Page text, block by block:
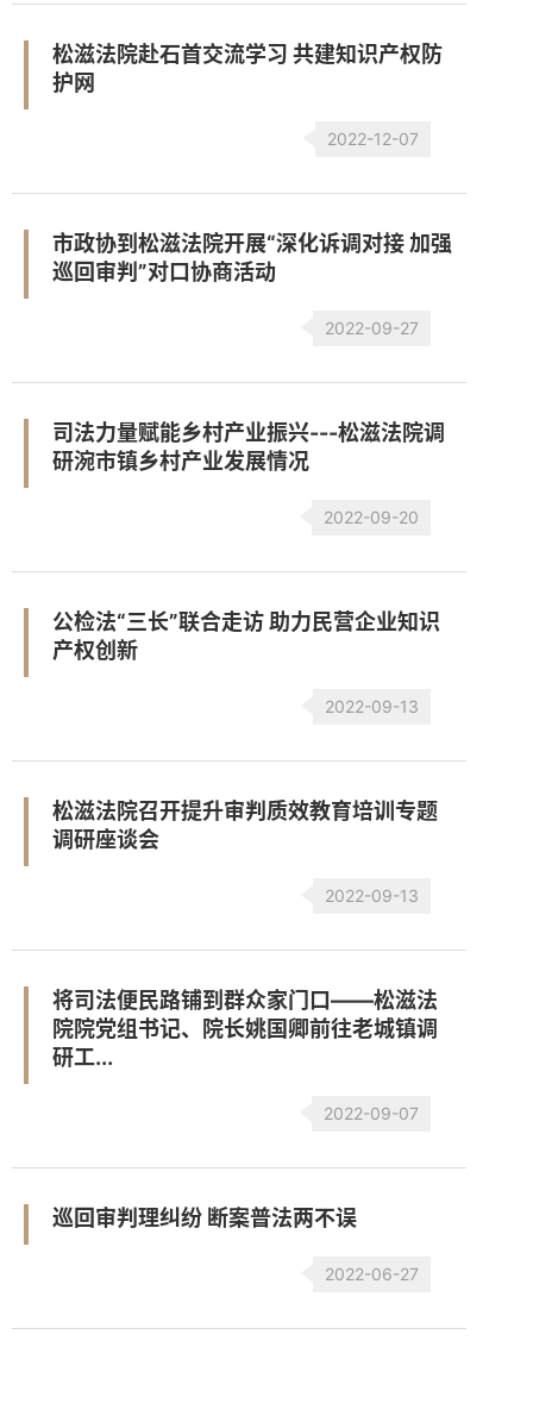
松滋法院赴石首交流学习 共建知识产权防
护网
2022-12-07
市政协到松滋法院开展“深化诉调对接 加强
巡回审判”对口协商活动
2022-09-27
司法力量赋能乡村产业振兴---松滋法院调
研涴市镇乡村产业发展情况
2022-09-20
公检法“三长”联合走访 助力民营企业知识
产权创新
2022-09-13
松滋法院召开提升审判质效教育培训专题
调研座谈会
2022-09-13
将司法便民路铺到群众家门口——松滋法
院院党组书记、院长姚国卿前往老城镇调
研工...
2022-09-07
巡回审判理纠纷 断案普法两不误
2022-06-27